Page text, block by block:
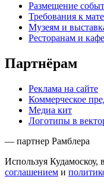
Размещение
Требования к
Музеям и
Ресторанам и кафе
Партнёрам
Реклама на сайте
Коммерческое
Медиа кит
Логотипы в
— партнер Рамблера
Используя Кудамоскоу,
соглашением и